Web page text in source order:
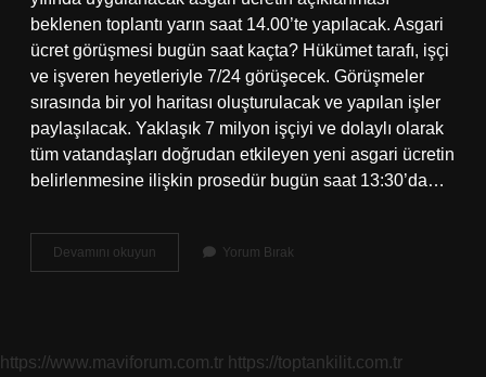
beklenen toplantı yarın saat 14.00’te yapılacak. Asgari
ücret görüşmesi bugün saat kaçta? Hükümet tarafı, işçi
ve işveren heyetleriyle 7/24 görüşecek. Görüşmeler
sırasında bir yol haritası oluşturulacak ve yapılan işler
paylaşılacak. Yaklaşık 7 milyon işçiyi ve dolaylı olarak
tüm vatandaşları doğrudan etkileyen yeni asgari ücretin
belirlenmesine ilişkin prosedür bugün saat 13:30’da…
Devamını okuyun
Ücret
Saat
Yorum Bırak
https://www.maviforum.com.tr https://toptankilit.com.tr